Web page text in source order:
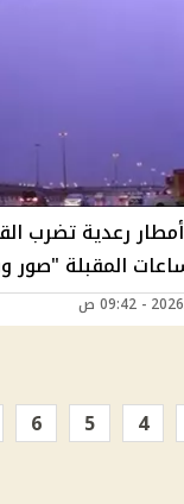
رعدية تضرب
المقبلة "صور
4
5
6